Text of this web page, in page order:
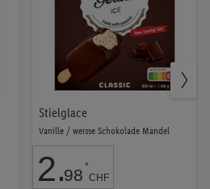
Stielglace
Vanille / weisse Schokolade Mandel
2.98 *
CHF